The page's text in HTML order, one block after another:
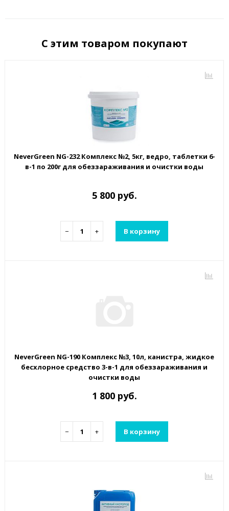
С этим товаром покупают
NeverGreen NG-232 Комплекс №2, 5кг, ведро, таблетки 6-
в-1 по 200г для обеззараживания и очистки воды
5 800 руб.
− + В корзину
NeverGreen NG-190 Комплекс №3, 10л, канистра, жидкое
бесхлорное средство 3-в-1 для обеззараживания и
очистки воды
1 800 руб.
− + В корзину